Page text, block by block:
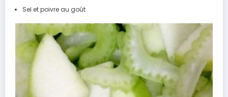
Sel et poivre au goût